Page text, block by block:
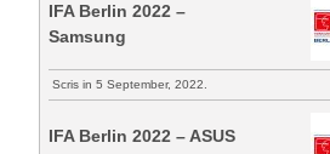
IFA Berlin 2022 –
Samsung
Scris in 5 September, 2022.
IFA Berlin 2022 – ASUS